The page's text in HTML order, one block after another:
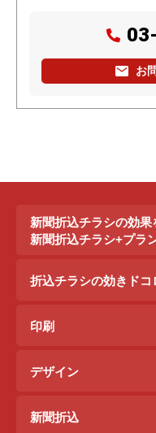
お
新聞折込チラシの効果
新聞折込チラシ+プラ
新聞折込チラシ＋ポ
折込チラシ＋駅看板
折込チラシの効きドコ
折込配布効きドコロ
印刷効きドコロ
印刷
B3料金
B4料金
デザイン
原稿を作るには？
新聞折込